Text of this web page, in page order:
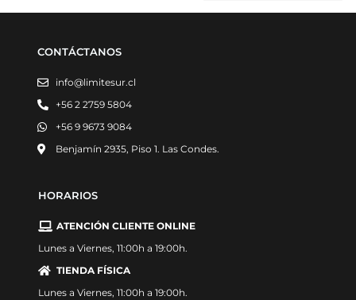
CONTÁCTANOS
info@limitesur.cl
+56 2 2759 5804
+56 9 9673 9084
Benjamín 2935, Piso 1. Las Condes.
HORARIOS
ATENCIÓN CLIENTE ONLINE
Lunes a Viernes, 11:00h a 19:00h.
TIENDA FÍSICA
Lunes a Viernes, 11:00h a 19:00h.